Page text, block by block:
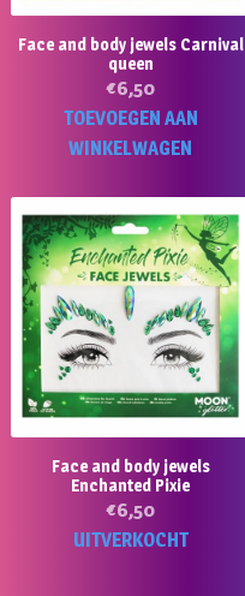
Face and body jewels Carnival
queen
€6,50
TOEVOEGEN AAN
WINKELWAGEN
Face and body jewels
Enchanted Pixie
€6,50
UITVERKOCHT